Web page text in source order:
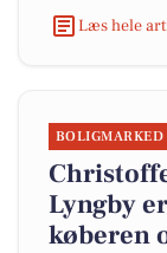
Læs hele
BOLIGMARKED
Lyngby
køberen